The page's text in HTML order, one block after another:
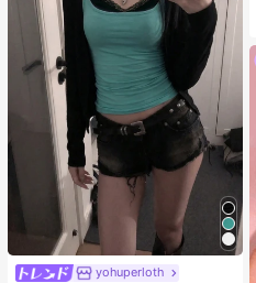
yohuperloth
#1 ベストセラー